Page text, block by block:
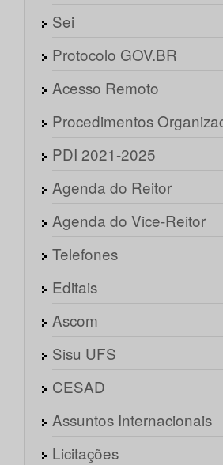
Sei
Protocolo GOV.BR
Acesso Remoto
Procedimentos
PDI 2021-2025
Agenda do Reitor
Agenda do Vice-Reitor
Telefones
Editais
Ascom
Sisu UFS
CESAD
Assuntos Internacionais
Licitações